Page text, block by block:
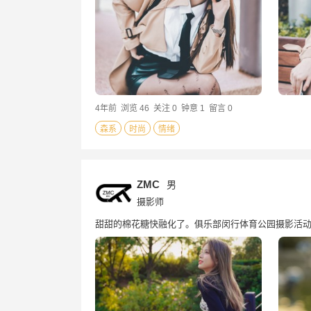
4年前 浏览 46 关注 0 钟意 1 留言 0
森系 时尚 情绪
ZMC 男
摄影师
甜甜的棉花糖快融化了。俱乐部闵行体育公园摄影活